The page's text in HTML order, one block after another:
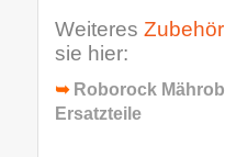
Weiteres
sie hier:
➥ Roborock
Ersatzteile